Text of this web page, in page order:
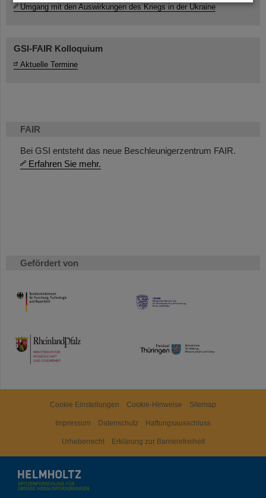
FAIR
Bei GSI entsteht das neue Beschleunigerzentrum FAIR.
Erfahren Sie mehr.
Gefördert von
HMWK
TMWWDG
Umgang mit den Auswirkungen des Kriegs in der Ukraine
GSI-FAIR Kolloquium
Aktuelle Termine
Cookie Einstellungen Cookie-Hinweise Sitemap
Impressum Datenschutz Haftungsausschluss
Urheberrecht Erklärung zur Barrierefreiheit